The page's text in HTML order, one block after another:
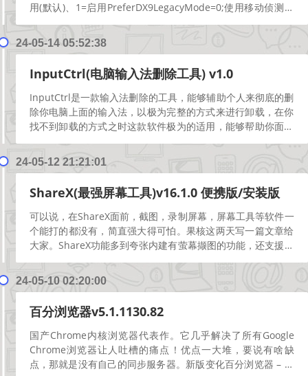
用(默认)、1=启用PreferDX9LegacyMode=0;使用移动侦测：
0=禁用(默认)、1=启...[阅读更多]
24-05-14 05:52:38
InputCtrl(电脑输入法删除工具) v1.0
InputCtrl是一款输入法删除的工具，能够辅助个人来彻底的删
除你电脑上面的输入法，以极为完整的方式来进行卸载，在你
找不到卸载的方式之时这款软件极为的适用，能够帮助你面对
这个场景，满足个人对于卸载上面的需求!这款小...[阅读更多]
24-05-12 21:21:01
ShareX(最强屏幕工具)v16.1.0 便携版/安装版
可以说，在ShareX面前，截图，录制屏幕，屏幕工具等软件一
个能打的都没有，简直强大得可怕。果核这两天写一篇文章给
大家。ShareX功能多到夸张内建有萤幕撷图的功能，还支援圆
角方形、椭圆形、三角形、多边形等等的撷取范...[阅读更多]
24-05-10 02:20:00
百分浏览器v5.1.1130.82
国产Chrome内核浏览器代表作。它几乎解决了所有Google
Chrome浏览器让人吐槽的痛点！优点一大堆，要说有啥缺
点，那就是没有自己的同步服务器。新版变化百分浏览器 – 更